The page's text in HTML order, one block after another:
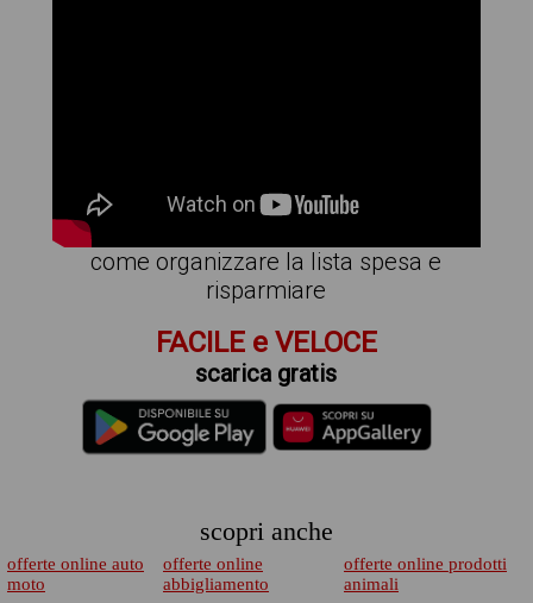
come organizzare la lista spesa e
risparmiare
FACILE e VELOCE
scarica gratis
scopri anche
offerte online auto
moto
offerte online
abbigliamento
offerte online prodotti
animali